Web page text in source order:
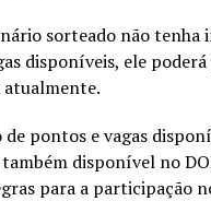
sorteado não tenha
disponíveis, ele
atualmente.
pontos e vagas
disponível no
para a participação